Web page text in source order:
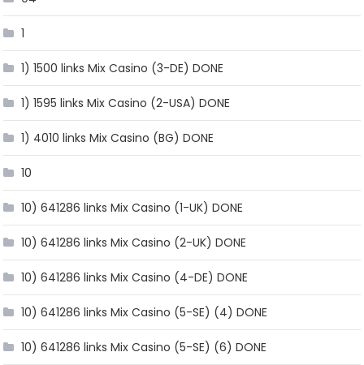
1
1) 1500 links Mix Casino (3-DE) DONE
1) 1595 links Mix Casino (2-USA) DONE
1) 4010 links Mix Casino (BG) DONE
10
10) 641286 links Mix Casino (1-UK) DONE
10) 641286 links Mix Casino (2-UK) DONE
10) 641286 links Mix Casino (4-DE) DONE
10) 641286 links Mix Casino (5-SE) (4) DONE
10) 641286 links Mix Casino (5-SE) (6) DONE